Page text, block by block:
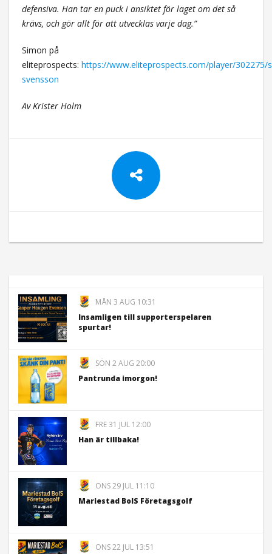
defensiva. Han tar en puck i ansiktet för laget om det så
krävs, och gör allt för att utvecklas varje dag.”
Simon på
eliteprospects: https://www.eliteprospects.com/player/302275/
svensson
Av Krister Holm
MÅN 3 AUG 10:31
Insamligen till supporterspelaren
spurtar!
SÖN 2 AUG 20:00
Pantrunda imorgon!
FRE 31 JUL 12:00
Han är tillbaka!
ONS 29 JUL 11:10
Mariestad BoIS Företagsgolf
ONS 22 JUL 13:51